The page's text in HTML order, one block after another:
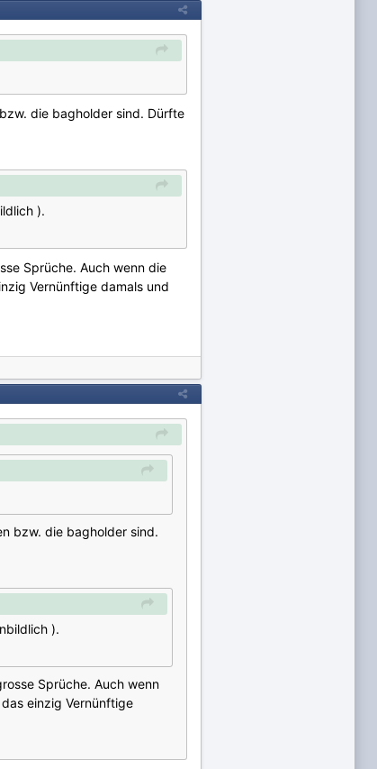
die bagholder sind. Dürfte
).
Sprüche. Auch wenn die
Vernünftige damals und
bzw. die bagholder sind.
).
Sprüche. Auch wenn
einzig Vernünftige